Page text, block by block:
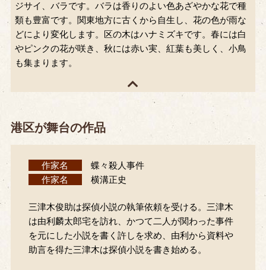
ジサイ、バラです。バラは香りのよい色あざやかな花で種
類も豊富です。関東地方に古くから自生し、花の色が雨な
どにより変化します。区の木はハナミズキです。春には白
やピンクの花が咲き、秋には赤い実、紅葉も美しく、小鳥
も集まります。
港区が舞台の作品
作家名
蝶々殺人事件
作家名
横溝正史
三津木俊助は探偵小説の執筆依頼を受ける。三津木
は由利麟太郎宅を訪れ、かつて二人が関わった事件
を元にした小説を書く許しを求め、由利から資料や
助言を得た三津木は探偵小説を書き始める。